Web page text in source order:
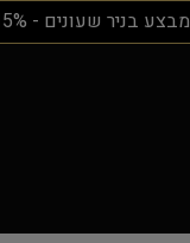
מבצע בניר שעונים - 15% הנחה עד סוף אפריל!